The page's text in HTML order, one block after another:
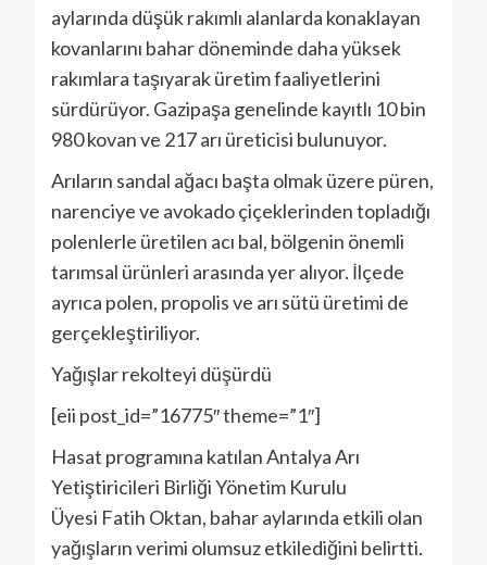
aylarında düşük rakımlı alanlarda konaklayan
kovanlarını bahar döneminde daha yüksek
rakımlara taşıyarak üretim faaliyetlerini
sürdürüyor. Gazipaşa genelinde kayıtlı 10 bin
980 kovan ve 217 arı üreticisi bulunuyor.
Arıların sandal ağacı başta olmak üzere püren,
narenciye ve avokado çiçeklerinden topladığı
polenlerle üretilen acı bal, bölgenin önemli
tarımsal ürünleri arasında yer alıyor. İlçede
ayrıca polen, propolis ve arı sütü üretimi de
gerçekleştiriliyor.
Yağışlar rekolteyi düşürdü
[eii post_id=”16775″ theme=”1″]
Hasat programına katılan Antalya Arı
Yetiştiricileri Birliği Yönetim Kurulu
Üyesi Fatih Oktan, bahar aylarında etkili olan
yağışların verimi olumsuz etkilediğini belirtti.